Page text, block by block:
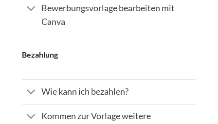
Bewerbungsvorlage bearbeiten mit
Canva
Bezahlung
Wie kann ich bezahlen?
Kommen zur Vorlage weitere